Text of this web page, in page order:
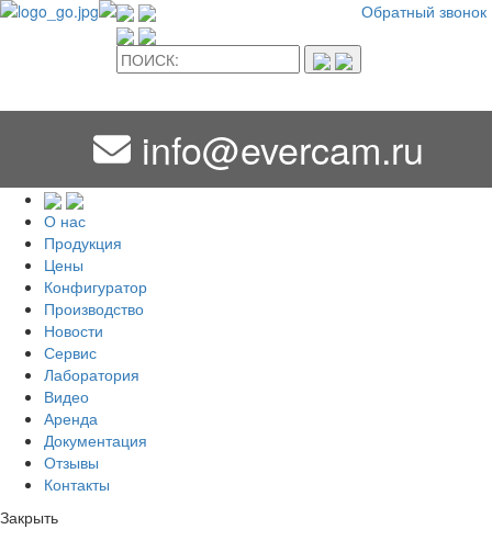
Обратный звонок
info@evercam.ru
О нас
Продукция
Цены
Конфигуратор
Производство
Новости
Сервис
Лаборатория
Видео
Аренда
Документация
Отзывы
Контакты
Закрыть